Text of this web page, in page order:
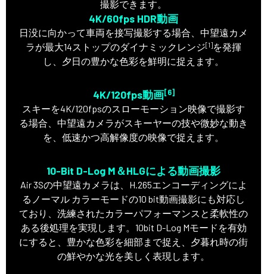
撮影できます。
4K/60fps HDR動画
日没に向かって車両を接写撮影する場合、中望遠カメ
ラが最大14ストップのダイナミックレンジ[1]を発揮
し、夕日の豊かな色彩を鮮明に捉えます。
4K/120fps動画[6]
スキーを4K/120fpsのスローモーション映像で撮影す
る場合、中望遠カメラがスキーヤーの技や微妙な動き
を、低速かつ高解像度の映像で捉えます。
10-Bit D-Log M＆HLGによる動画撮影
Air 3Sの中望遠カメラは、H.265エンコーディングによ
るノーマル カラーモードの10 bit動画撮影にも対応し
ており、洗練されたカラーパフォーマンスと柔軟性の
ある後処理を実現します。10bit D-Log Mモードを有効
にすると、豊かな色彩を細部まで捉え、夕暮れ時の街
の鮮やかな光を美しく表現します。